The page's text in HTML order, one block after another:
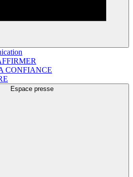
CONFIANCE
Espace presse